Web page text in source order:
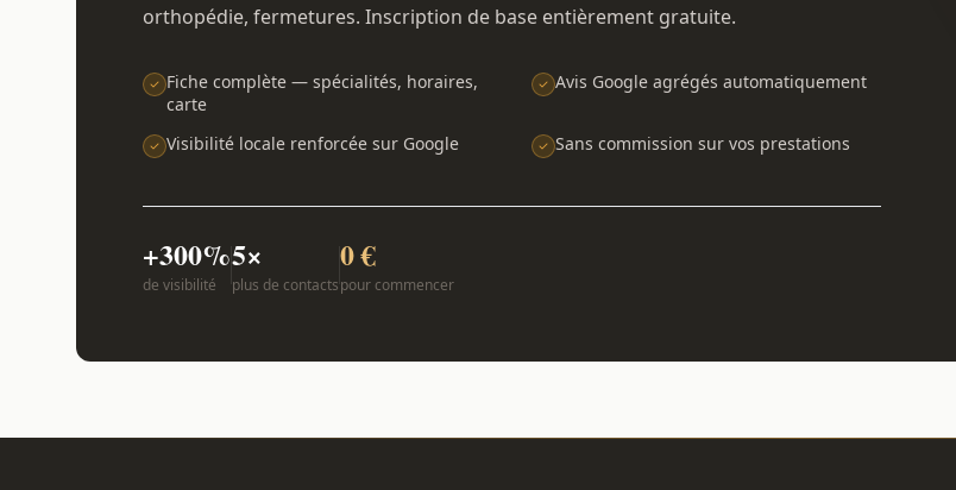
orthopédie, fermetures. Inscription de base entièrement gratuite.
Fiche complète — spécialités, horaires,
carte
Avis Google agrégés automatiquement
Visibilité locale renforcée sur Google Sans commission sur vos prestations
+300%
de visibilité
5×
plus de contacts
0 €
pour commencer